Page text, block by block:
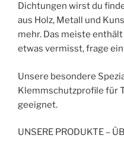
Dichtungen wirst du
aus Holz, Metall und
mehr. Das meiste
etwas vermisst, frage
Unsere besondere
Klemmschutzprofile für
geeignet.
UNSERE PRODUKTE –